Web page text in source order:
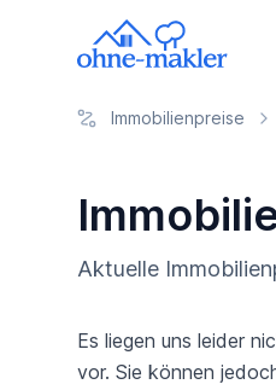
Immobilienpreise
Aktuelle
Es liegen uns leider
vor. Sie können